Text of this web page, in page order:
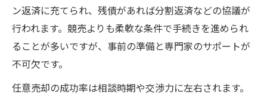
ン返済に充てられ、残債があれば分割返済などの協議が
行われます。競売よりも柔軟な条件で手続きを進められ
ることが多いですが、事前の準備と専門家のサポートが
不可欠です。
任意売却の成功率は相談時期や交渉力に左右されます。